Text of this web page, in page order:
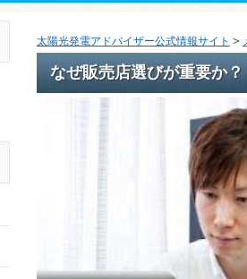
太陽光発電アドバイザー公式情報サイト ＞
なぜ販売店選びが重要か？